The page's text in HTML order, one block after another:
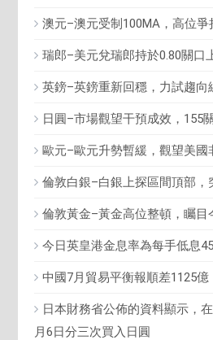
澳元–澳元受制100MA，高位爭
瑞郎–美元兌瑞郎持於0.80關口
英鎊–英鎊重新回穩，力試趨向
日圓–市場觀望干預成效，155
歐元–歐元升勢暫緩，觀望美國
倫敦白銀–白銀上探區間頂部，
倫敦黃金–黃金高位整頓，矚目
今日英皇港金息率為每手低息
中國7月貿易平衡報順差1125億
日本財務省公佈的資料顯示，
月6日分三次買入日圓